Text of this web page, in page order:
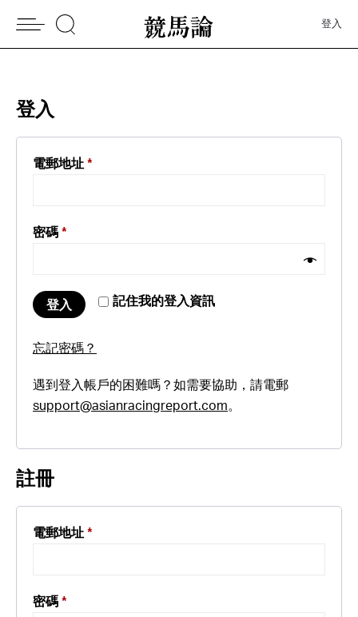
登入
登入
電郵地址 *
密碼 *
記住我的登入資訊
登入
忘記密碼？
遇到登入帳戶的困難嗎？如需要協助，請電郵
support@asianracingreport.com。
註冊
電郵地址 *
密碼 *